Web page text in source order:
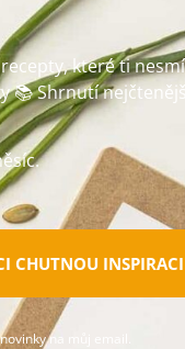
které ti
📚 Shrnutí
CHUTNOU INSPIRACI
na můj email.